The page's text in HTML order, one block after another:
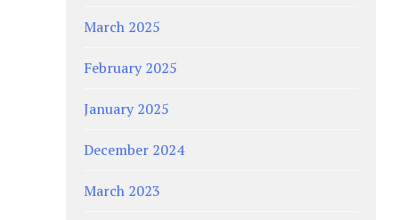
March 2025
February 2025
January 2025
December 2024
March 2023